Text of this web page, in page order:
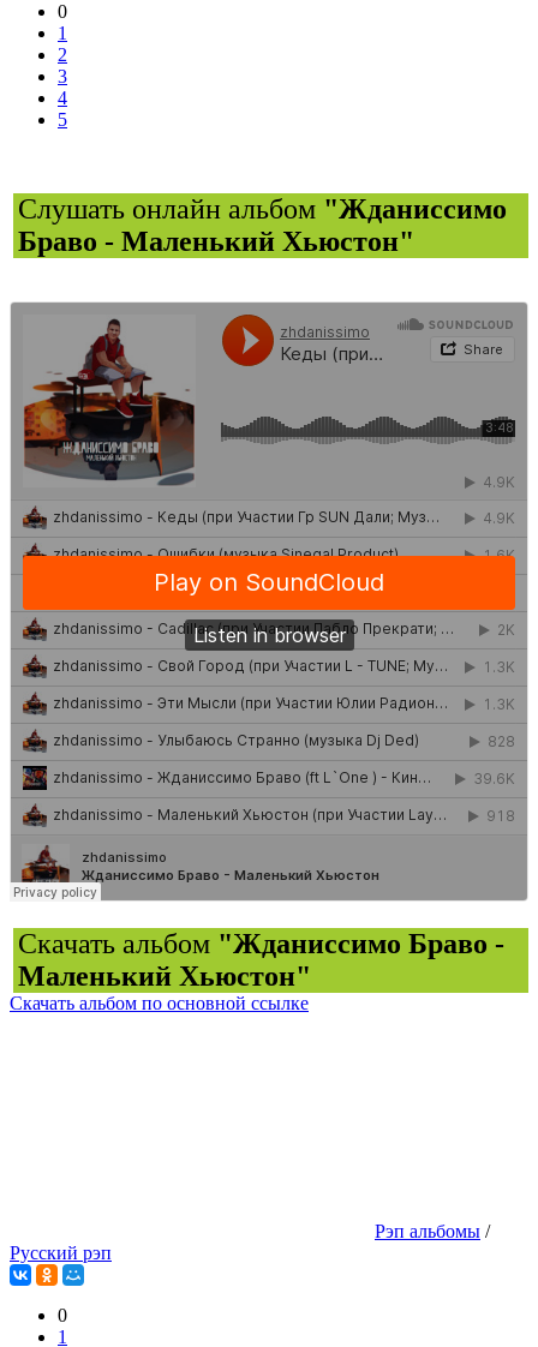
0
1
2
3
4
5
Слушать онлайн альбом "Жданиссимо
Браво - Маленький Хьюстон"
Скачать альбом "Жданиссимо Браво -
Маленький Хьюстон"
Скачать альбом по основной ссылке
Рэп альбомы /
Русский рэп
0
1